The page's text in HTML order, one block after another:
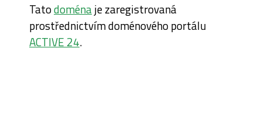
Tatodoménaje zaregistrovaná
prostřednictvím doménového portálu
ACTIVE 24.